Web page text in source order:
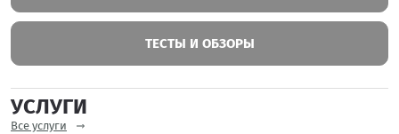
ТЕСТЫ И ОБЗОРЫ
УСЛУГИ
Все услуги